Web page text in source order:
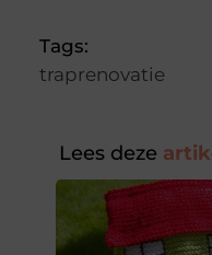
Tags:
traprenovatie
Lees deze